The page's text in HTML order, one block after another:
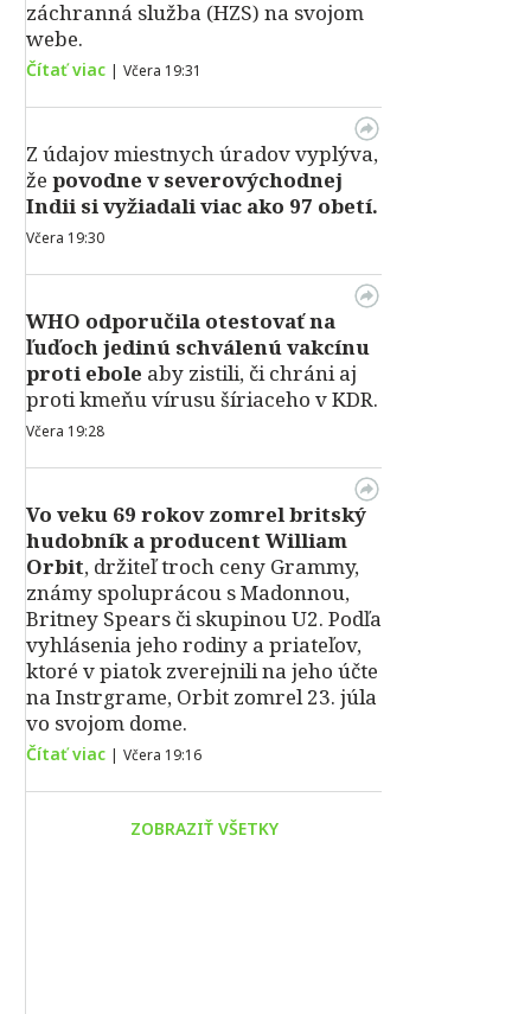
záchranná služba (HZS) na svojom
webe.
Čítať viac | Včera 19:31
Z údajov miestnych úradov vyplýva,
že povodne v severovýchodnej
Indii si vyžiadali viac ako 97 obetí.
Včera 19:30
WHO odporučila otestovať na
ľuďoch jedinú schválenú vakcínu
proti ebole aby zistili, či chráni aj
proti kmeňu vírusu šíriaceho v KDR.
Včera 19:28
Vo veku 69 rokov zomrel britský
hudobník a producent William
Orbit, držiteľ troch ceny Grammy,
známy spoluprácou s Madonnou,
Britney Spears či skupinou U2. Podľa
vyhlásenia jeho rodiny a priateľov,
ktoré v piatok zverejnili na jeho účte
na Instrgrame, Orbit zomrel 23. júla
vo svojom dome.
Čítať viac | Včera 19:16
ZOBRAZIŤ VŠETKY